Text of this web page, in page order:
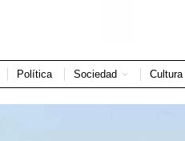
Política Sociedad Cultura